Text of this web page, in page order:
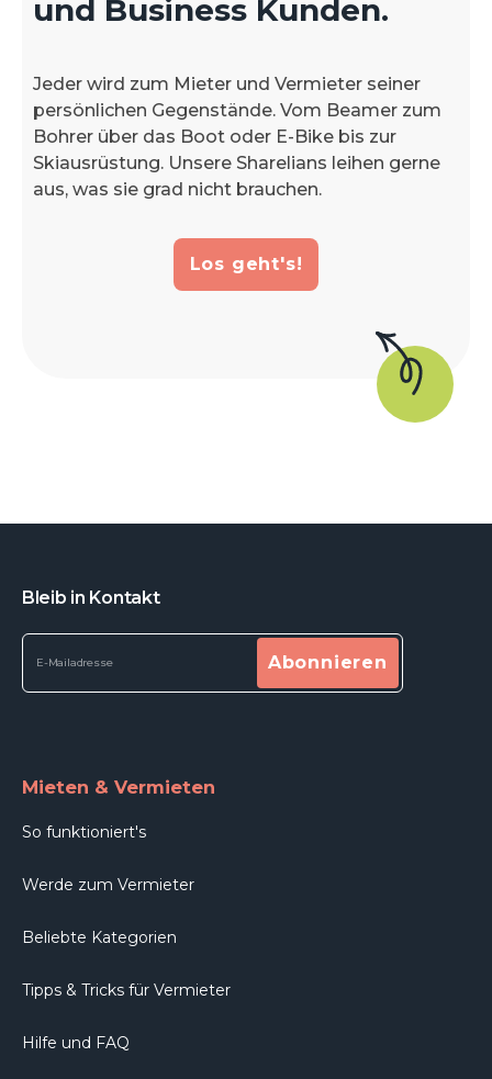
und Business Kunden.
Jeder wird zum Mieter und Vermieter seiner
persönlichen Gegenstände. Vom Beamer zum
Bohrer über das Boot oder E-Bike bis zur
Skiausrüstung. Unsere Sharelians leihen gerne
aus, was sie grad nicht brauchen.
Los geht's!
Bleib in Kontakt
Abonnieren
Mieten & Vermieten
So funktioniert's
Werde zum Vermieter
Beliebte Kategorien
Tipps & Tricks für Vermieter
Hilfe und FAQ